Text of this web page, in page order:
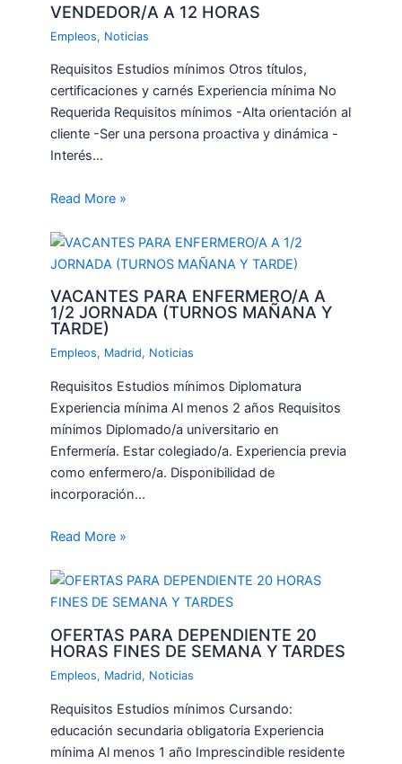
VENDEDOR/A A 12 HORAS
Empleos, Noticias
Requisitos Estudios mínimos Otros títulos,
certificaciones y carnés Experiencia mínima No
Requerida Requisitos mínimos -Alta orientación al
cliente -Ser una persona proactiva y dinámica -
Interés…
Read More »
VACANTES PARA ENFERMERO/A A
1/2 JORNADA (TURNOS MAÑANA Y
TARDE)
Empleos, Madrid, Noticias
Requisitos Estudios mínimos Diplomatura
Experiencia mínima Al menos 2 años Requisitos
mínimos Diplomado/a universitario en
Enfermería. Estar colegiado/a. Experiencia previa
como enfermero/a. Disponibilidad de
incorporación…
Read More »
OFERTAS PARA DEPENDIENTE 20
HORAS FINES DE SEMANA Y TARDES
Empleos, Madrid, Noticias
Requisitos Estudios mínimos Cursando:
educación secundaria obligatoria Experiencia
mínima Al menos 1 año Imprescindible residente